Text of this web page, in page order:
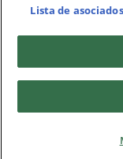
Copyright ©
Términos y
Lista de